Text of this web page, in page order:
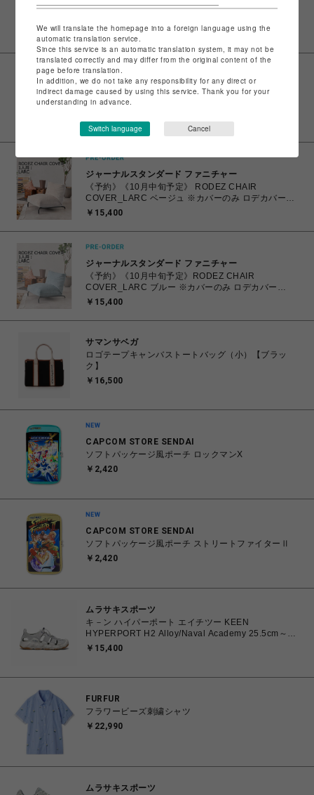
み ロデカバー (027) 家具
￥17,600
ジャーナルスタンダード ファニチャー
《予約》《10月中旬予定》 RODEZ CHAIR
COVER_AC07 マスタード ※カバーのみ ロデチェア
カバー (086) 700
￥24,200
ジャーナルスタンダード ファニチャー
《予約》《10月中旬予定》 RODEZ CHAIR
COVER_LARC ベージュ ※カバーのみ ロデカバー
（027） 700
￥15,400
ジャーナルスタンダード ファニチャー
《予約》《10月中旬予定》RODEZ CHAIR
COVER_LARC ブルー ※カバーのみ ロデカバー
（044） 700
￥15,400
サマンサベガ
ロゴテープキャンバストートバッグ（小）【ブラッ
ク】
￥16,500
CAPCOM STORE SENDAI
ソフトパッケージ風ポーチ ロックマンX
￥2,420
CAPCOM STORE SENDAI
ソフトパッケージ風ポーチ ストリートファイターⅡ
￥2,420
ムラサキスポーツ
キ－ン ハイパーポート エイチツー KEEN
HYPERPORT H2 Alloy/Naval Academy 25.5cm～
28.5cm 1030195 スニーカー メンズ 0195208627385
￥15,400
FURFUR
フラワービーズ刺繍シャツ
￥22,990
ムラサキスポーツ
We will translate the homepage into a foreign language using the
automatic translation service.
Since this service is an automatic translation system, it may not be
translated correctly and may differ from the original content of the
page before translation.
In addition, we do not take any responsibility for any direct or
indirect damage caused by using this service. Thank you for your
understanding in advance.
Switch language Cancel